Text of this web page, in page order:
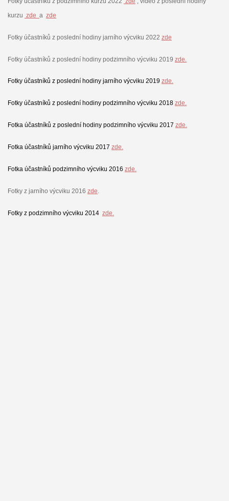
kurzu zde a zde
Fotky účastníků z poslední hodiny jarního výcviku 2022 zde
Fotky účastníků z poslední hodiny podzimního výcviku 2019 zde.
Fotky účastníků z poslední hodiny jarního výcviku 2019 zde.
Fotky účastníků z poslední hodiny podzimního výcviku 2018 zde.
Fotka účastníků z poslední hodiny podzimního výcviku 2017 zde.
Fotka účastníků jarního výcviku 2017 zde.
Fotka účastníků podzimního výcviku 2016 zde.
Fotky z jarního výcviku 2016 zde.
Fotky z podzimního výcviku 2014 zde.